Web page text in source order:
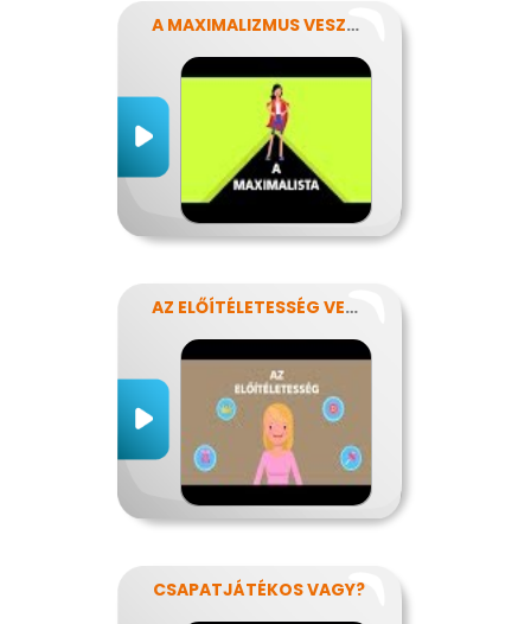
A MAXIMALIZMUS VESZÉLYEI
AZ ELŐÍTÉLETESSÉG VESZÉLYEI
CSAPATJÁTÉKOS VAGY?